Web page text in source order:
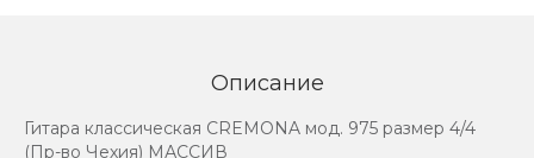
Описание
Гитара классическая CREMONA мод. 975 размер 4/4
(Пр-во Чехия) МАССИВ